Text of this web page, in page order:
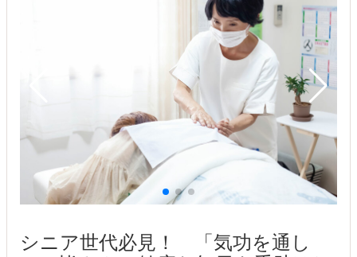
シニア世代必見！ 「気功を通し